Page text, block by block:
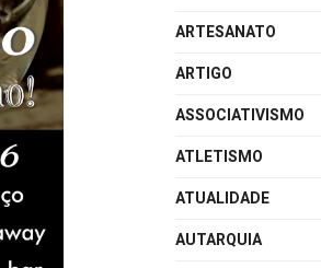
ARTESANATO
ARTIGO
ASSOCIATIVISMO
ATLETISMO
ATUALIDADE
AUTARQUIA